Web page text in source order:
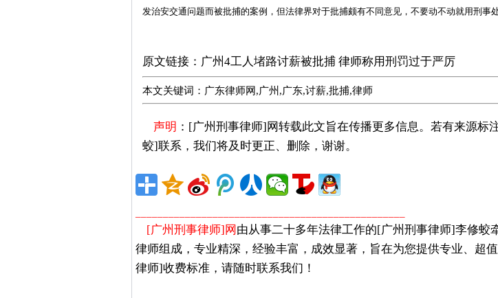
发治安交通问题而被批捕的案例，但法律界对于批捕颇有不同意见，不要动不动就用刑事
原文链接： 广州4工人堵路讨薪被批捕 律师称用刑罚过于严厉
本文关键词：广东律师网,广州,广东,讨薪,批捕,律师
声明 ：[广州刑事律师]网转载此文旨在传播更多信息。若有来源
蛟]联系，我们将及时更正、删除，谢谢。
[广州刑事律师]网 由从事二十多年法律工作的[广州刑事律师]李修
律师组成，专业精深，经验丰富，成效显著，旨在为您提供专业、超
律师]收费标准，请随时联系我们！